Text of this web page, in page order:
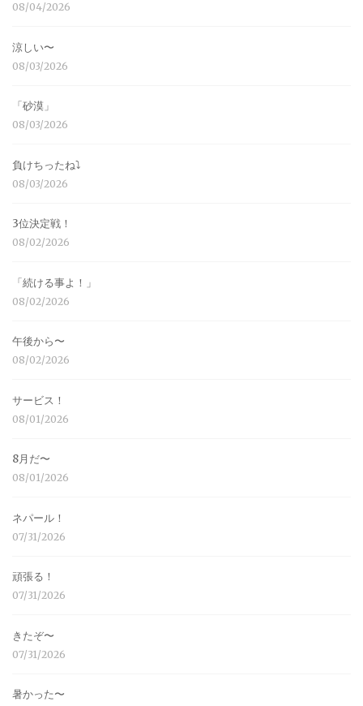
08/04/2026
涼しい〜
08/03/2026
「砂漠」
08/03/2026
負けちったね⤵︎
08/03/2026
3位決定戦！
08/02/2026
「続ける事よ！」
08/02/2026
午後から〜
08/02/2026
サービス！
08/01/2026
8月だ〜
08/01/2026
ネパール！
07/31/2026
頑張る！
07/31/2026
きたぞ〜
07/31/2026
暑かった〜